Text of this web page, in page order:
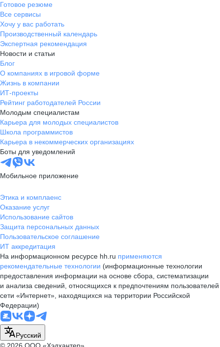
Готовое резюме
Все сервисы
Хочу у вас работать
Производственный календарь
Экспертная рекомендация
Новости и статьи
Блог
О компаниях в игровой форме
Жизнь в компании
ИТ-проекты
Рейтинг работодателей России
Молодым специалистам
Карьера для молодых специалистов
Школа программистов
Карьера в некоммерческих организациях
Боты для уведомлений
Мобильное приложение
Этика и комплаенс
Оказание услуг
Использование сайтов
Защита персональных данных
Пользовательское соглашение
ИТ аккредитация
На информационном ресурсе hh.ru применяются
рекомендательные технологии (информационные технологии
предоставления информации на основе сбора, систематизации
и анализа сведений, относящихся к предпочтениям пользователей
сети «Интернет», находящихся на территории Российской
Федерации)
Русский